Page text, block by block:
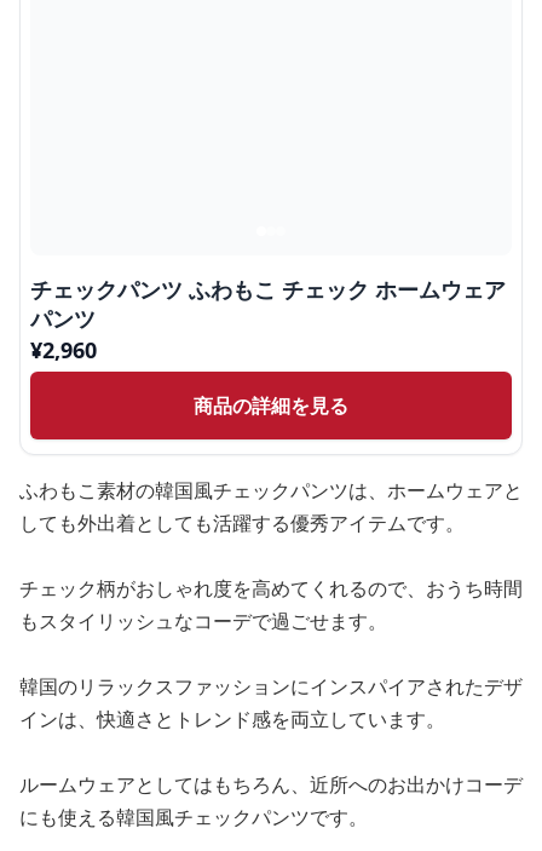
チェックパンツ ふわもこ チェック ホームウェア
パンツ
¥2,960
商品の詳細を見る
ふわもこ素材の韓国風チェックパンツは、ホームウェアと
しても外出着としても活躍する優秀アイテムです。
チェック柄がおしゃれ度を高めてくれるので、おうち時間
もスタイリッシュなコーデで過ごせます。
韓国のリラックスファッションにインスパイアされたデザ
インは、快適さとトレンド感を両立しています。
ルームウェアとしてはもちろん、近所へのお出かけコーデ
にも使える韓国風チェックパンツです。